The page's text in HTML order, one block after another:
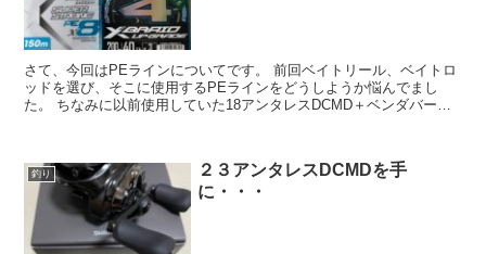
さて、今回はPEラインについてです。 前回ベイトリール、ベイトロ
ッドを選び、そこに使用するPEラインをどうしようか悩んでまし
た。 ちなみに以前使用していた18アンタレスDCMD＋ベンダバール
釣り
２３アンタレスDCMDを手
に・・・